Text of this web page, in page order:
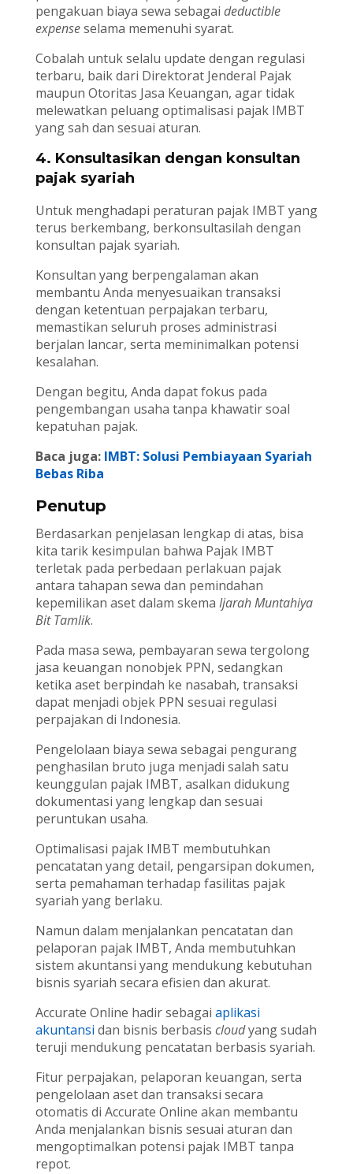
pengakuan biaya sewa sebagai deductible
expenseselama memenuhi syarat.
Cobalah untuk selalu update dengan regulasi
terbaru, baik dari Direktorat Jenderal Pajak
maupun Otoritas Jasa Keuangan, agar tidak
melewatkan peluang optimalisasi pajak IMBT
yang sah dan sesuai aturan.
4. Konsultasikan dengan konsultan
pajak syariah
Untuk menghadapi peraturan pajak IMBT yang
terus berkembang, berkonsultasilah dengan
konsultan pajak syariah.
Konsultan yang berpengalaman akan
membantu Anda menyesuaikan transaksi
dengan ketentuan perpajakan terbaru,
memastikan seluruh proses administrasi
berjalan lancar, serta meminimalkan potensi
kesalahan.
Dengan begitu, Anda dapat fokus pada
pengembangan usaha tanpa khawatir soal
kepatuhan pajak.
Baca juga: IMBT: Solusi Pembiayaan Syariah
Bebas Riba
Penutup
Berdasarkan penjelasan lengkap di atas, bisa
kita tarik kesimpulan bahwa Pajak IMBT
terletak pada perbedaan perlakuan pajak
antara tahapan sewa dan pemindahan
kepemilikan aset dalam skema Ijarah Muntahiya
Bit Tamlik.
Pada masa sewa, pembayaran sewa tergolong
jasa keuangan nonobjek PPN, sedangkan
ketika aset berpindah ke nasabah, transaksi
dapat menjadi objek PPN sesuai regulasi
perpajakan di Indonesia.
Pengelolaan biaya sewa sebagai pengurang
penghasilan bruto juga menjadi salah satu
keunggulan pajak IMBT, asalkan didukung
dokumentasi yang lengkap dan sesuai
peruntukan usaha.
Optimalisasi pajak IMBT membutuhkan
pencatatan yang detail, pengarsipan dokumen,
serta pemahaman terhadap fasilitas pajak
syariah yang berlaku.
Namun dalam menjalankan pencatatan dan
pelaporan pajak IMBT, Anda membutuhkan
sistem akuntansi yang mendukung kebutuhan
bisnis syariah secara efisien dan akurat.
Accurate Online hadir sebagai aplikasi
akuntansi dan bisnis berbasis cloudyang sudah
teruji mendukung pencatatan berbasis syariah.
Fitur perpajakan, pelaporan keuangan, serta
pengelolaan aset dan transaksi secara
otomatis di Accurate Online akan membantu
Anda menjalankan bisnis sesuai aturan dan
mengoptimalkan potensi pajak IMBT tanpa
repot.